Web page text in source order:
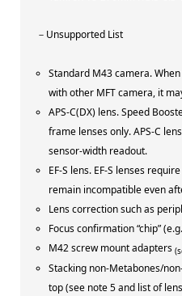
－Unsupported List
Standard M43 camera.
with other MFT camera, it
APS-C(DX) lens. Speed
frame lenses only. APS-C
sensor-width readout.
EF-S lens. EF-S lenses
remain incompatible even
Lens correction such as
Focus confirmation “chip”
M42 screw mount adapters
Stacking non-Metabones/
top (see note 5 and list of